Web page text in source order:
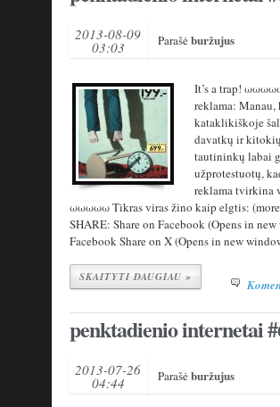
2013-08-09
03:03 Parašėburžujus
It’s a trap!
reklama: Manau,
kataklikiškoje
davatkų ir kitokių
tautininkų labai
užprotestuotų,
reklama tvirkina
ωωωωω Tikras viras žino kaip elgtis:
SHARE: Share on Facebook (Opens in
Facebook Share on X (Opens in new
SKAITYTI DAUGIAU »
penktadienio internetai
2013-07-26
04:44 Parašėburžujus